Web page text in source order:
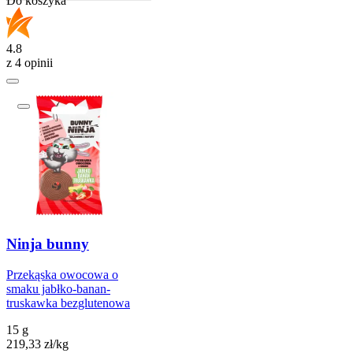
4.8
z 4 opinii
Ninja bunny
Przekąska owocowa o
smaku jabłko-banan-
truskawka bezglutenowa
15 g
219,33 zł/kg